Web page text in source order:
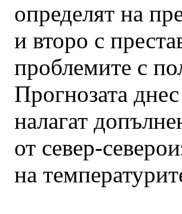
определят на
и второ с
проблемите с
Прогнозата
налагат
от север-
на